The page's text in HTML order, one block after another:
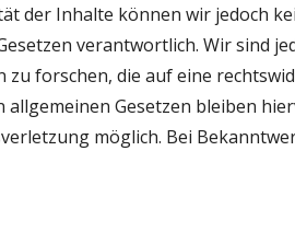
der Inhalte können wir jedoch
verantwortlich. Wir sind
forschen, die auf eine
Gesetzen bleiben
möglich. Bei